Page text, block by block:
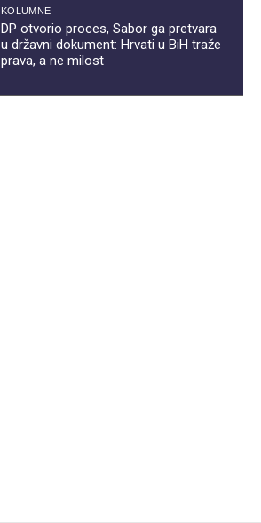
KOLUMNE
DP otvorio proces, Sabor ga pretvara
u državni dokument: Hrvati u BiH traže
prava, a ne milost